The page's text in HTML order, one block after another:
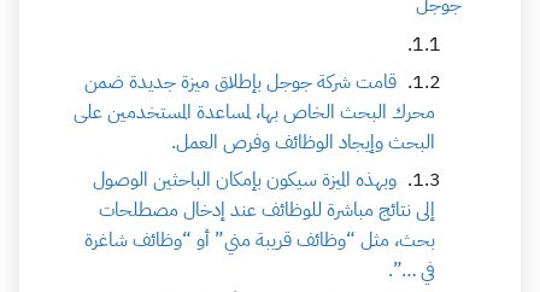
قامت شركة جوجل بإطلاق ميزة جديدة ضمن
محرك البحث الخاص بها، لمساعدة المستخدمين على
البحث وإيجاد الوظائف وفرص العمل.
وبهذه الميزة سيكون بإمكان الباحثين الوصول
إلى نتائج مباشرة للوظائف عند إدخال مصطلحات
بحث، مثل “وظائف قريبة مني” أو “وظائف شاغرة
في …”.